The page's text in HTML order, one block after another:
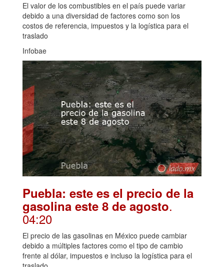
El valor de los combustibles en el país puede variar
debido a una diversidad de factores como son los
costos de referencia, impuestos y la logística para el
traslado
Infobae
Puebla: este es el precio de la
gasolina este 8 de agosto.
04:20
El precio de las gasolinas en México puede cambiar
debido a múltiples factores como el tipo de cambio
frente al dólar, impuestos e incluso la logística para el